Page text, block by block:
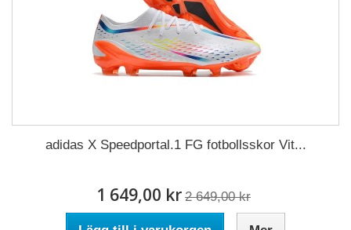
adidas X Speedportal.1 FG fotbollsskor Vit...
1 649,00 kr 2 649,00 kr